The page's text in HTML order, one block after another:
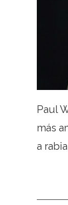
Paul
más
a